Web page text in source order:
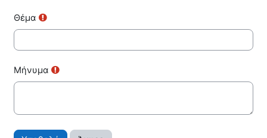
Θέμα
Μήνυμα